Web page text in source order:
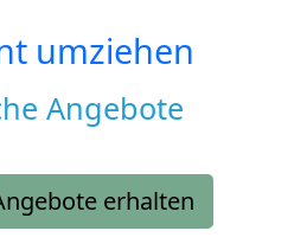
umziehen
Angebote
erhalten